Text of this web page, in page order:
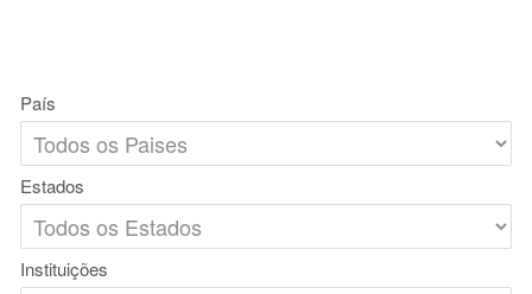
País
Estados
Instituições